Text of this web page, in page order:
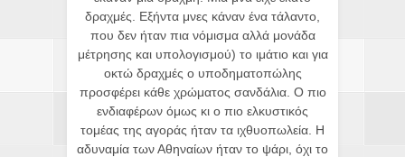
δραχμές. Εξήντα μνες κάναν ένα τάλαντο,
που δεν ήταν πια νόμισμα αλλά μονάδα
μέτρησης και υπολογισμού) το ιμάτιο και για
οκτώ δραχμές ο υποδηματοπώλης
προσφέρει κάθε χρώματος σανδάλια. Ο πιο
ενδιαφέρων όμως κι ο πιο ελκυστικός
τομέας της αγοράς ήταν τα ιχθυοπωλεία. Η
αδυναμία των Αθηναίων ήταν το ψάρι, όχι το